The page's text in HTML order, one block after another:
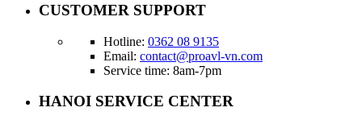
CUSTOMER SUPPORT
Hotline: 0362 08 9135
Email: contact@proavl-vn.com
Service time: 8am-7pm
HANOI SERVICE CENTER